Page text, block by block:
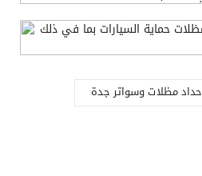
حداد مظلات وسواتر جدة